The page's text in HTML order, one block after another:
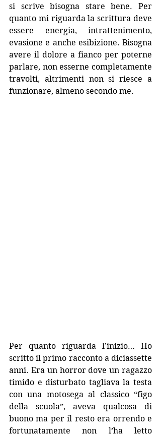
si scrive bisogna stare bene. Per
quanto mi riguarda la scrittura deve
essere energia, intrattenimento,
evasione e anche esibizione. Bisogna
avere il dolore a fianco per poterne
parlare, non esserne completamente
travolti, altrimenti non si riesce a
funzionare, almeno secondo me.
Per quanto riguarda l’inizio… Ho
scritto il primo racconto a diciassette
anni. Era un horror dove un ragazzo
timido e disturbato tagliava la testa
con una motosega al classico “figo
della scuola”, aveva qualcosa di
buono ma per il resto era orrendo e
fortunatamente non l’ha letto